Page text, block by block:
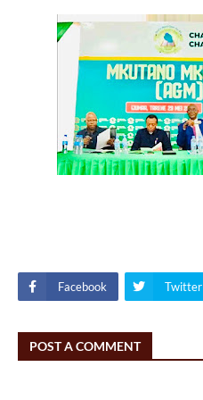
Facebook Twitter
POST A COMMENT